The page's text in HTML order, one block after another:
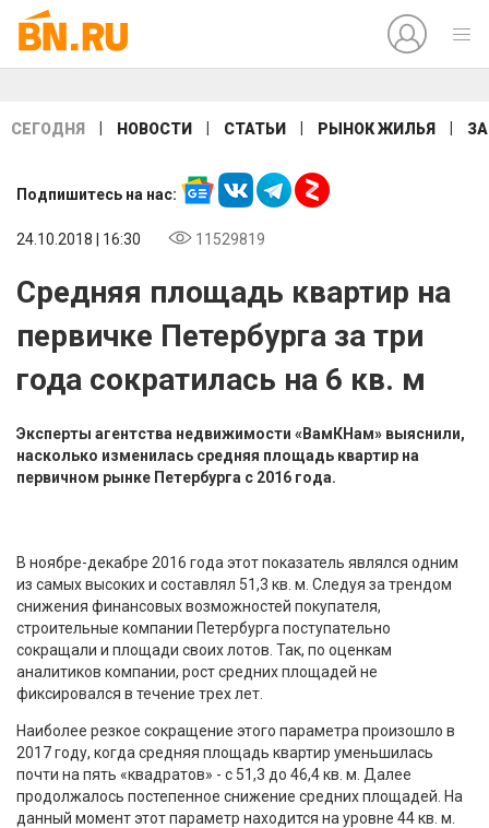
СЕГОДНЯ НОВОСТИ СТАТЬИ РЫНОК ЖИЛЬЯ
Подпишитесь на нас:
24.10.2018 | 16:30 11529819
Средняя площадь квартир на
первичке Петербурга за три
года сократилась на 6 кв. м
Эксперты агентства недвижимости «ВамКНам» выяснили,
насколько изменилась средняя площадь квартир на
первичном рынке Петербурга с 2016 года.
В ноябре-декабре 2016 года этот показатель являлся одним
из самых высоких и составлял 51,3 кв. м. Следуя за трендом
снижения финансовых возможностей покупателя,
строительные компании Петербурга поступательно
сокращали и площади своих лотов. Так, по оценкам
аналитиков компании, рост средних площадей не
фиксировался в течение трех лет.
Наиболее резкое сокращение этого параметра произошло в
2017 году, когда средняя площадь квартир уменьшилась
почти на пять «квадратов» - с 51,3 до 46,4 кв. м. Далее
продолжалось постепенное снижение средних площадей. На
данный момент этот параметр находится на уровне 44 кв. м.